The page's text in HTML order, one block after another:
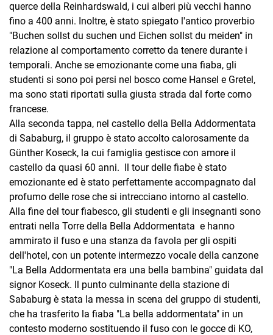
querce della Reinhardswald, i cui alberi più vecchi hanno
fino a 400 anni. Inoltre, è stato spiegato l'antico proverbio
"Buchen sollst du suchen und Eichen sollst du meiden" in
relazione al comportamento corretto da tenere durante i
temporali. Anche se emozionante come una fiaba, gli
studenti si sono poi persi nel bosco come Hansel e Gretel,
ma sono stati riportati sulla giusta strada dal forte corno
francese.
Alla seconda tappa, nel castello della Bella Addormentata
di Sababurg, il gruppo è stato accolto calorosamente da
Günther Koseck, la cui famiglia gestisce con amore il
castello da quasi 60 anni. Il tour delle fiabe è stato
emozionante ed è stato perfettamente accompagnato dal
profumo delle rose che si intrecciano intorno al castello.
Alla fine del tour fiabesco, gli studenti e gli insegnanti sono
entrati nella Torre della Bella Addormentata e hanno
ammirato il fuso e una stanza da favola per gli ospiti
dell'hotel, con un potente intermezzo vocale della canzone
"La Bella Addormentata era una bella bambina" guidata dal
signor Koseck. Il punto culminante della stazione di
Sababurg è stata la messa in scena del gruppo di studenti,
che ha trasferito la fiaba "La bella addormentata" in un
contesto moderno sostituendo il fuso con le gocce di KO,